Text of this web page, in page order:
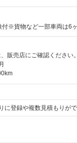
付※貨物など一部車両は6
販売店にご確認ください。
に登録や複数見積もりが